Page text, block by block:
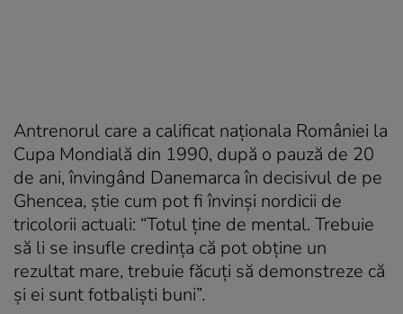
Antrenorul care a calificat naționala României la
Cupa Mondială din 1990, după o pauză de 20
de ani, învingând Danemarca în decisivul de pe
Ghencea, știe cum pot fi învinși nordicii de
tricolorii actuali: “Totul ține de mental. Trebuie
să li se insufle credința că pot obține un
rezultat mare, trebuie făcuți să demonstreze că
și ei sunt fotbaliști buni”.